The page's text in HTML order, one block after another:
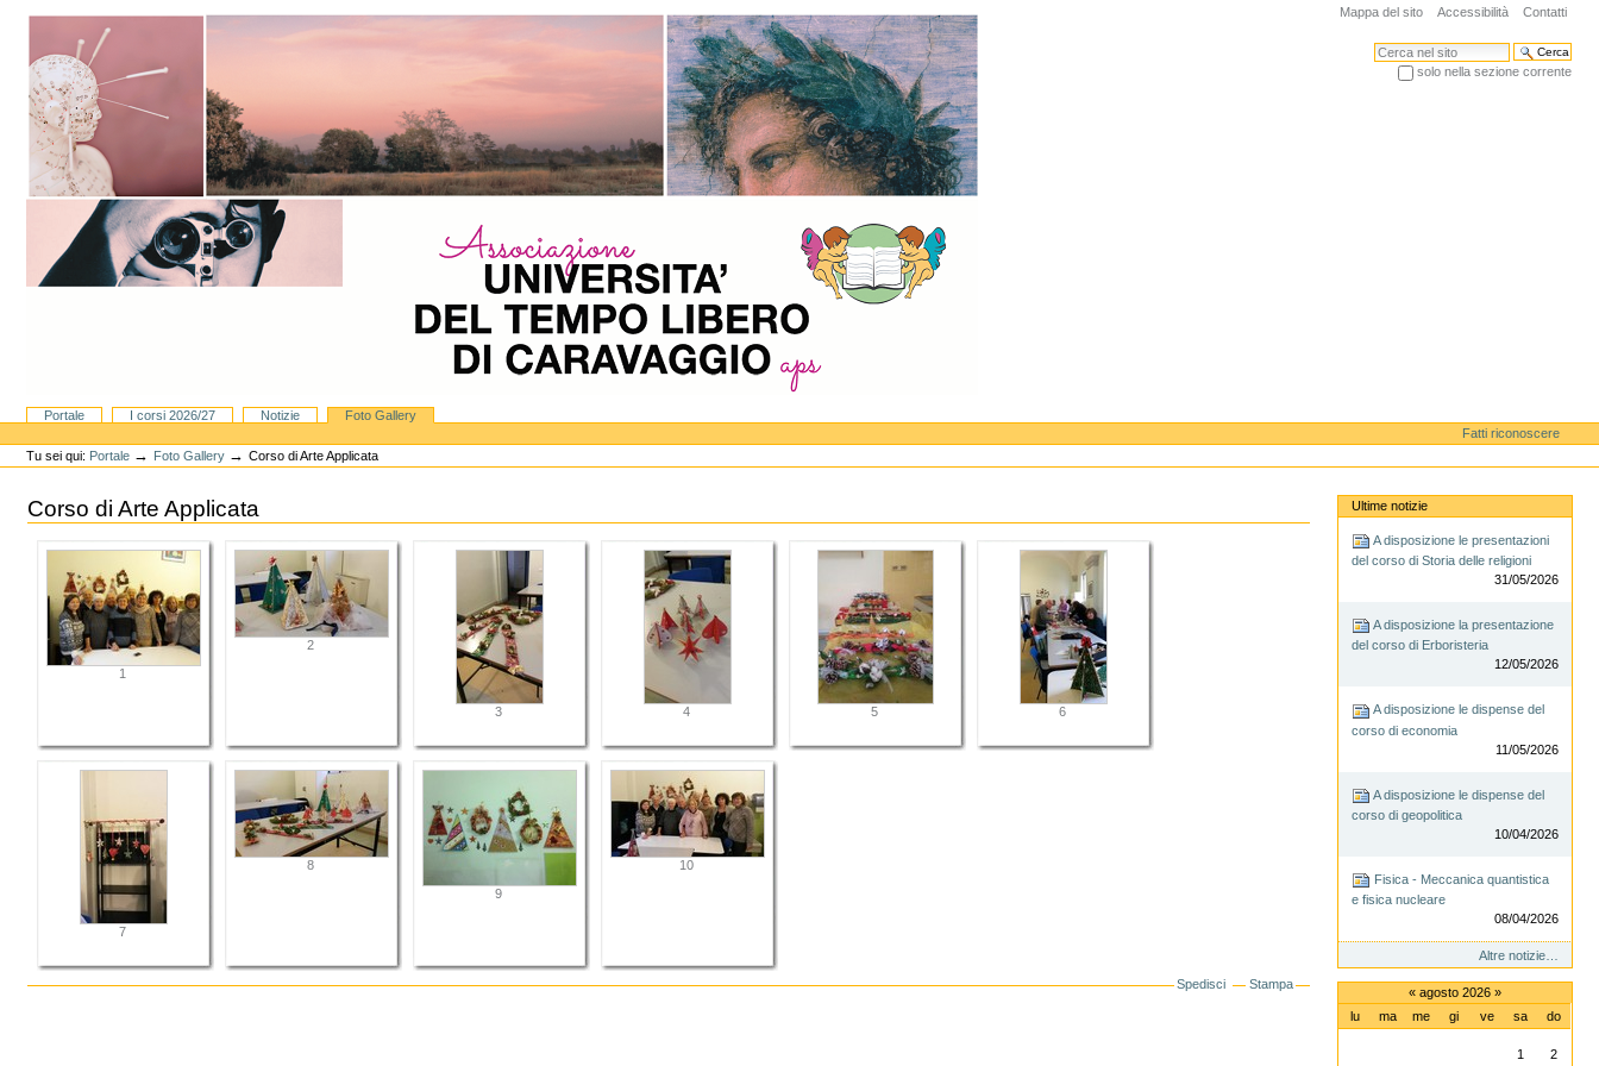
Spostati
navigazione
Mappa del sito Accessibilità Contatti
Cerca nel sito
solo nella sezione corrente
Portale I corsi 2026/27 Notizie
Foto Gallery
Strumenti
personali
Fatti riconoscere
Tu sei qui: Portale → Foto Gallery →Corso di Arte Applicata
Corso di Arte Applicata
1
2
3 4 5 6
7
8
9
10
Spedisci Stampa
Ultime notizie
A disposizione le presentazioni
del corso di Storia delle religioni
31/05/2026
A disposizione la presentazione
del corso di Erboristeria
12/05/2026
A disposizione le dispense del
corso di economia
11/05/2026
A disposizione le dispense del
corso di geopolitica
10/04/2026
Fisica - Meccanica quantistica
e fisica nucleare
08/04/2026
Altre notizie…
«agosto 2026 »
lu ma me gi ve sa do
1 2